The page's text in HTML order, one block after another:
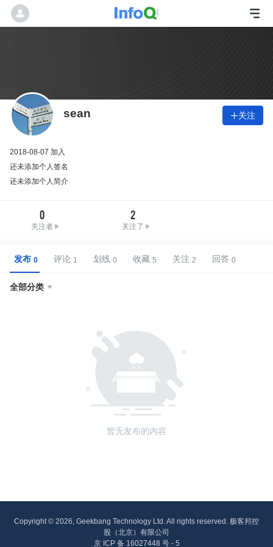
sean 关注
2018-08-07 加入
还未添加个人签名
还未添加个人简介
0
关注者
2
关注了
发布 评论 划线 收藏 关注 回答
全部分类 
暂无发布的内容
Copyright © 2026, Geekbang Technology Ltd. All rights reserved. 极客邦控
股（北京）有限公司
京 ICP 备 16027448 号 - 5